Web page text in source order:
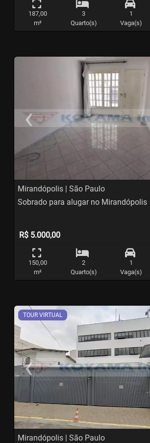
187,00
m²
3
Quarto(s)
1
Vaga(s)
‹
Previous
Mirandópolis | São Paulo
Sobrado para alugar no Mirandópolis
R$ 5.000,00
150,00
m²
2
Quarto(s)
1
Vaga(s)
TOUR VIRTUAL
‹
Previous
Mirandópolis | São Paulo